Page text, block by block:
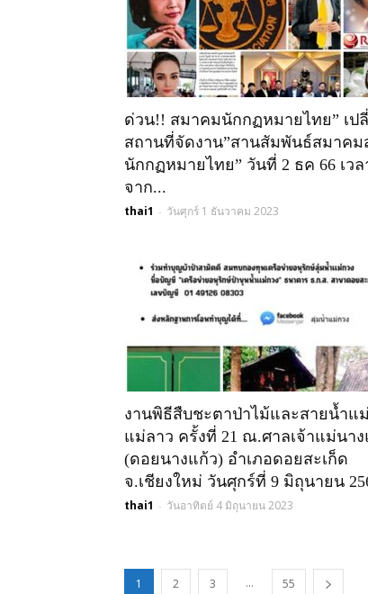
ด่วน!! สมาคมนักกฏหมายไทย” เป
สถานที่จัดงาน”สานสัมพันธ์สมาค
นักกฏหมายไทย” วันที่ 2 ธค 66 เวล
จาก...
thai1 - วันศุกร์ 1 ธันวาคม 2023
งานพิธีสืบชะตาป่าไม้และสายน้ำแ
แม่ลาว ครั้งที่ 21 ณ.ศาลเจ้าแม่นาง
(ดอยนางแก้ว) อำเภอดอยสะเก็ด
จ.เชียงใหม่ วันศุกร์ที่ 9 มิถุนายน
thai1 - วันอาทิตย์ 4 มิถุนายน 2023
1 2 3 ... 55